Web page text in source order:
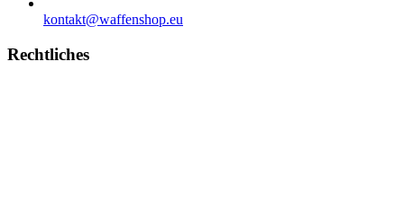
kontakt@waffenshop.eu
Rechtliches